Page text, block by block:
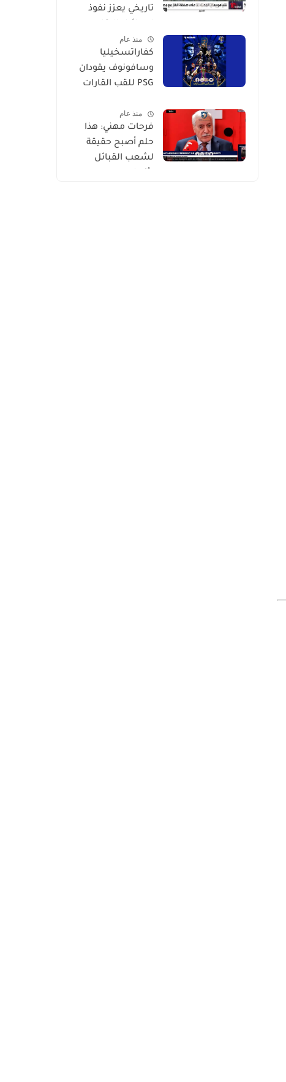
تاريخي يعزز نفوذ
منذ عام
كفاراتسخيليا
وسافونوف يقودان
PSG للقب القارات
منذ عام
فرحات مهني: هذا
حلم أصبح حقيقة
لشعب القبائل